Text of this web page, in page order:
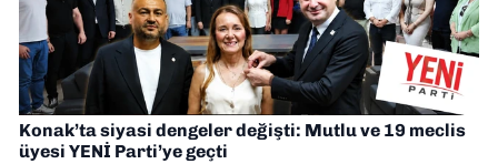
Konak’ta siyasi dengeler değişti: Mutlu ve 19 meclis
üyesi YENİ Parti’ye geçti